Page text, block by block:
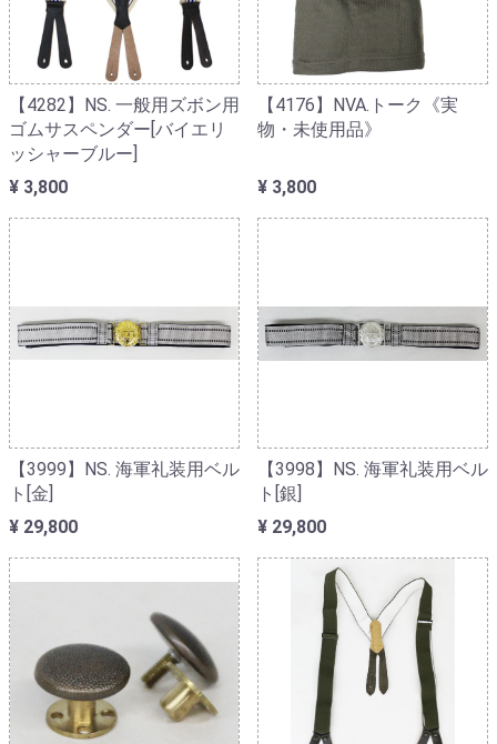
【4282】NS. 一般用ズボン用
ゴムサスペンダー[バイエリ
ッシャーブルー]
¥ 3,800
【4176】NVA.トーク《実
物・未使用品》
¥ 3,800
【3999】NS. 海軍礼装用ベル
ト[金]
¥ 29,800
【3998】NS. 海軍礼装用ベル
ト[銀]
¥ 29,800